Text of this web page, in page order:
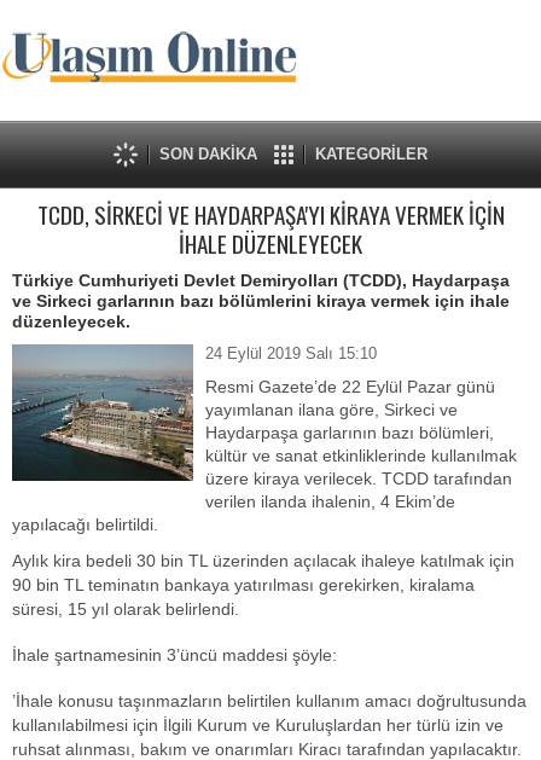
SON DAKİKA KATEGORİLER
TCDD, SİRKECİ VE HAYDARPAŞA'YI KİRAYA VERMEK İÇİN
İHALE DÜZENLEYECEK
Türkiye Cumhuriyeti Devlet Demiryolları (TCDD), Haydarpaşa
ve Sirkeci garlarının bazı bölümlerini kiraya vermek için ihale
düzenleyecek.
24 Eylül 2019 Salı 15:10
Resmi Gazete’de 22 Eylül Pazar günü
yayımlanan ilana göre, Sirkeci ve
Haydarpaşa garlarının bazı bölümleri,
kültür ve sanat etkinliklerinde kullanılmak
üzere kiraya verilecek. TCDD tarafından
verilen ilanda ihalenin, 4 Ekim’de
yapılacağı belirtildi.
Aylık kira bedeli 30 bin TL üzerinden açılacak ihaleye katılmak için
90 bin TL teminatın bankaya yatırılması gerekirken, kiralama
süresi, 15 yıl olarak belirlendi.
İhale şartnamesinin 3’üncü maddesi şöyle:
’İhale konusu taşınmazların belirtilen kullanım amacı doğrultusunda
kullanılabilmesi için İlgili Kurum ve Kuruluşlardan her türlü izin ve
ruhsat alınması, bakım ve onarımları Kiracı tarafından yapılacaktır.